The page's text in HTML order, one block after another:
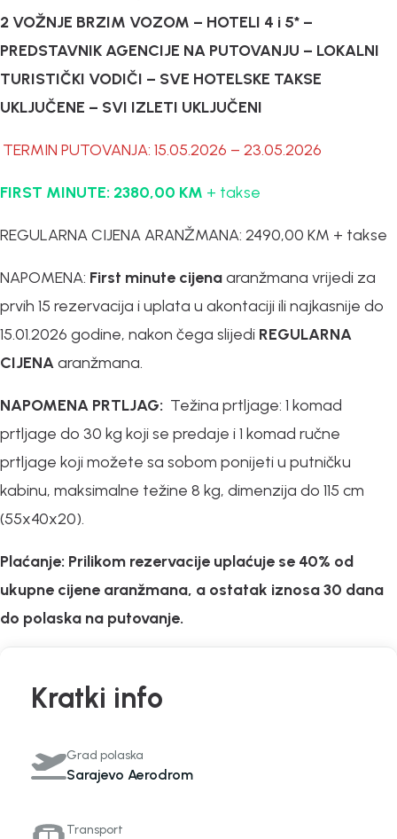
2 VOŽNJE BRZIM VOZOM – HOTELI 4 i 5* –
PREDSTAVNIK AGENCIJE NA PUTOVANJU – LOKALNI
TURISTIČKI VODIČI – SVE HOTELSKE TAKSE
UKLJUČENE – SVI IZLETI UKLJUČENI
TERMIN PUTOVANJA: 15.05.2026 – 23.05.2026
FIRST MINUTE: 2380,00 KM + takse
REGULARNA CIJENA ARANŽMANA: 2490,00 KM + takse
NAPOMENA: First minute cijenaaranžmana vrijedi za
prvih 15 rezervacija i uplata u akontaciji ili najkasnije do
15.01.2026 godine, nakon čega slijedi REGULARNA
CIJENAaranžmana.
NAPOMENA PRTLJAG: Težina prtljage: 1 komad
prtljage do 30 kg koji se predaje i 1 komad ručne
prtljage koji možete sa sobom ponijeti u putničku
kabinu, maksimalne težine 8 kg, dimenzija do 115 cm
(55x40x20).
Plaćanje: Prilikom rezervacije uplaćuje se 40% od
ukupne cijene aranžmana, a ostatak iznosa 30 dana
do polaska na putovanje.
Kratki info
Grad polaska
Sarajevo Aerodrom
Transport